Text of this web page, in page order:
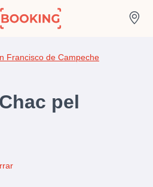
Francisco de Campeche
pel